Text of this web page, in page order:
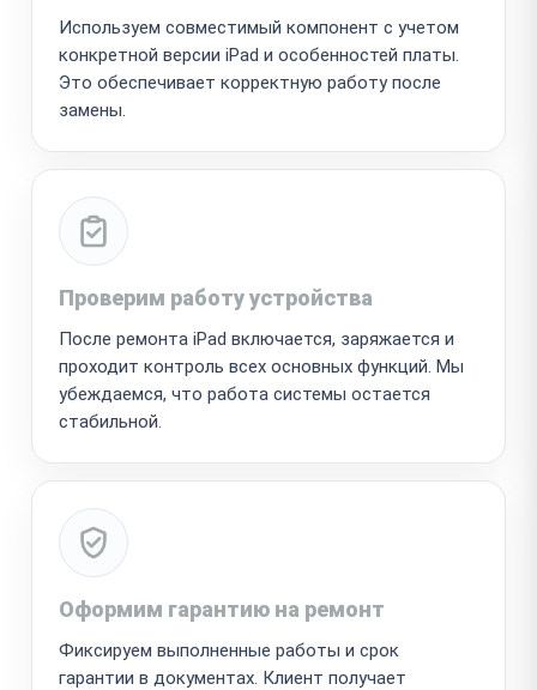
Используем совместимый компонент с учетом
конкретной версии iPad и особенностей платы.
Это обеспечивает корректную работу после
замены.
Проверим работу устройства
После ремонта iPad включается, заряжается и
проходит контроль всех основных функций. Мы
убеждаемся, что работа системы остается
стабильной.
Оформим гарантию на ремонт
Фиксируем выполненные работы и срок
гарантии в документах. Клиент получает